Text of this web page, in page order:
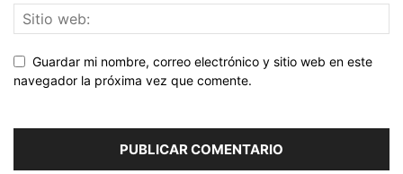
Guardar mi nombre, correo electrónico y sitio web en este
navegador la próxima vez que comente.